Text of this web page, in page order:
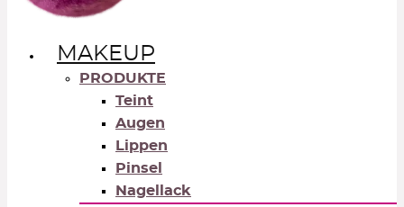
MAKEUP
PRODUKTE
Teint
Augen
Lippen
Pinsel
Nagellack